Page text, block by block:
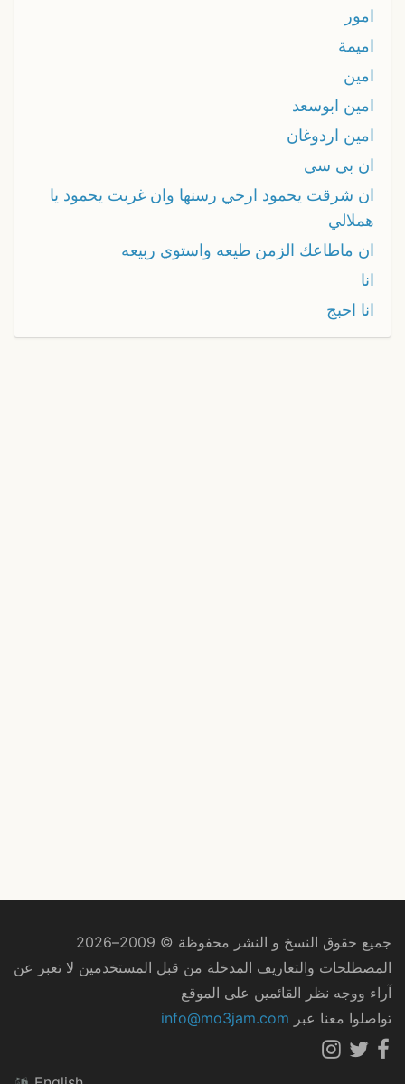
امور
اميمة
امين
امين ابوسعد
امين اردوغان
ان بي سي
ان شرقت يحمود ارخي رسنها وان غربت يحمود يا
هملالي
ان ماطاعك الزمن طيعه واستوي ربيعه
انا
انا احبج
جميع حقوق النسخ و النشر محفوظة © 2009–2026
المصطلحات والتعاريف المدخلة من قبل المستخدمين لا تعبر عن
آراء ووجه نظر القائمين على الموقع
تواصلوا معنا عبر info@mo3jam.com